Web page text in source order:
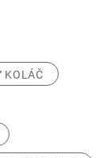
KOLÁČ